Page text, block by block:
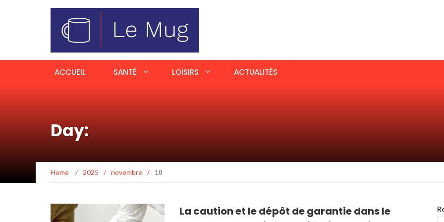
ACCUEIL SANTÉ LOISIRS ACTUALITÉS
Day:
Home / 2025 / novembre / 18
La caution et le dépôt de garantie dans le